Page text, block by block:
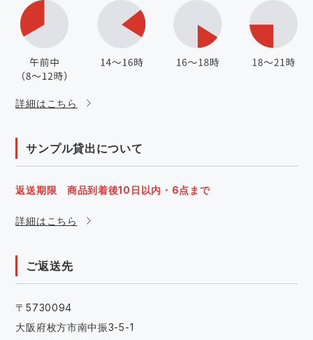
詳細はこちら
サンプル貸出について
返送期限 商品到着後10日以内・6点まで
詳細はこちら
ご返送先
〒5730094
大阪府枚方市南中振3-5-1